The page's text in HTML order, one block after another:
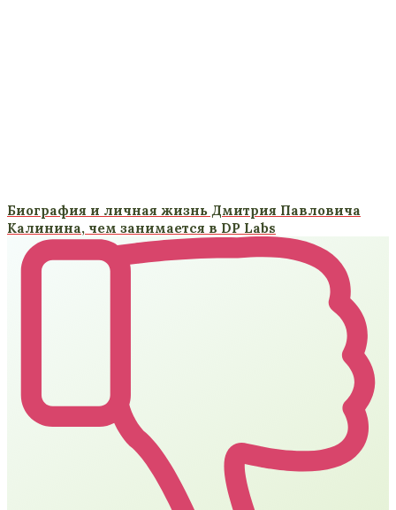
Биография и личная жизнь Дмитрия Павловича
Калинина, чем занимается в DP Labs